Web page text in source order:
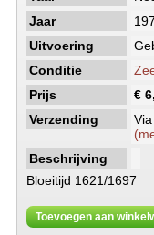
Jaar
Uitvoering
Conditie
Prijs
€
Verzending
Beschrijving
Bloeitijd 1621/1697
Toevoegen aan